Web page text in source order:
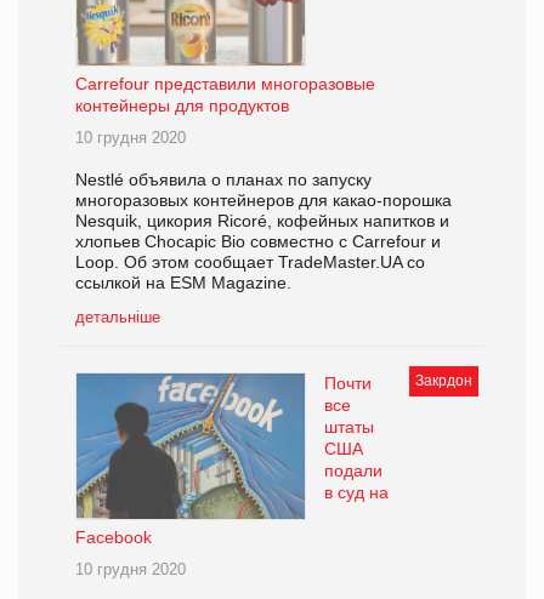
Carrefour представили многоразовые
контейнеры для продуктов
10 грудня 2020
Nestlé объявила о планах по запуску
многоразовых контейнеров для какао-порошка
Nesquik, цикория Ricoré, кофейных напитков и
хлопьев Chocapic Bio совместно с Carrefour и
Loop. Об этом сообщает TradeMaster.UA со
ссылкой на ESM Magazine.
детальніше
Закрдон
Почти
все
штаты
США
подали
в суд на
Facebook
10 грудня 2020